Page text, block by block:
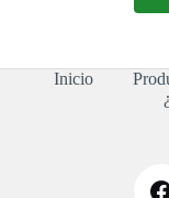
Inicio